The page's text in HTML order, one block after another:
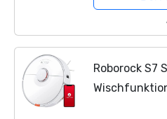
3D-Mapping,
Roborock S7